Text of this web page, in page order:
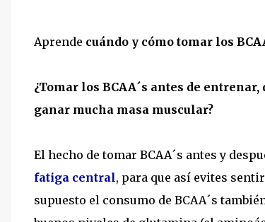
Aprende cuándo y cómo tomar los
¿Tomar los BCAA´s antes de
ganar mucha masa muscular?
El hecho de tomar BCAA´s antes y
fatiga central, para que así evites
supuesto el consumo de BCAA´s